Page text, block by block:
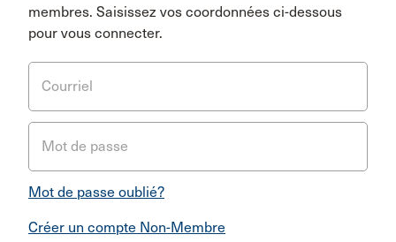
membres. Saisissez vos coordonnées ci-dessous
pour vous connecter.
Courriel
Mot de passe
Mot de passe oublié?
Créer un compte Non-Membre